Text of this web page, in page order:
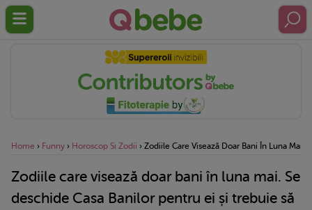
Home › Funny › Horoscop Si Zodii › Zodiile Care Visează Doar Bani În Luna Mai.
Zodiile care visează doar bani în luna mai. Se
deschide Casa Banilor pentru ei și trebuie să